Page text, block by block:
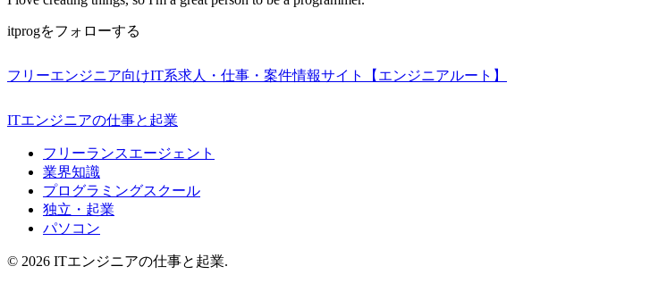
itprogをフォローする
フリーエンジニア向けIT系求人・仕事・案件情報サイト【エンジニアルート】
ITエンジニアの仕事と起業
フリーランスエージェント
業界知識
プログラミングスクール
独立・起業
パソコン
© 2026 ITエンジニアの仕事と起業.